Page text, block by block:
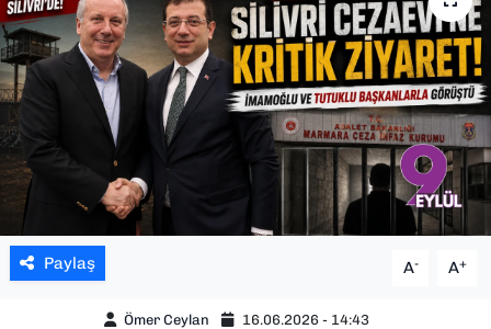
Paylaş A- A+
Ömer Ceylan 16.06.2026 - 14:43